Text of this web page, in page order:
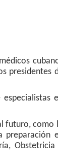
presidentes
futuro, como
preparación
Obstetricia